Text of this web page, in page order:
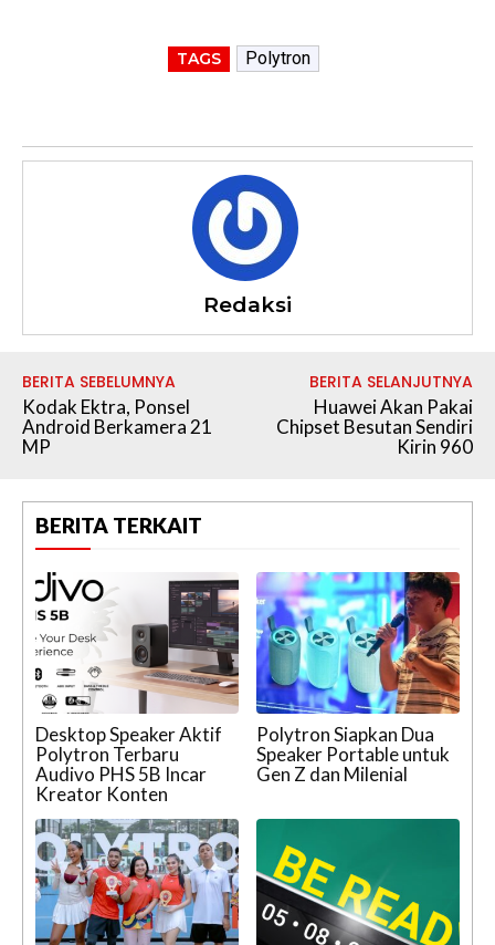
TAGS Polytron
Redaksi
BERITA SEBELUMNYA
Kodak Ektra, Ponsel
Android Berkamera 21
MP
BERITA SELANJUTNYA
Huawei Akan Pakai
Chipset Besutan Sendiri
Kirin 960
BERITA TERKAIT
Desktop Speaker Aktif
Polytron Terbaru
Audivo PHS 5B Incar
Kreator Konten
Polytron Siapkan Dua
Speaker Portable untuk
Gen Z dan Milenial